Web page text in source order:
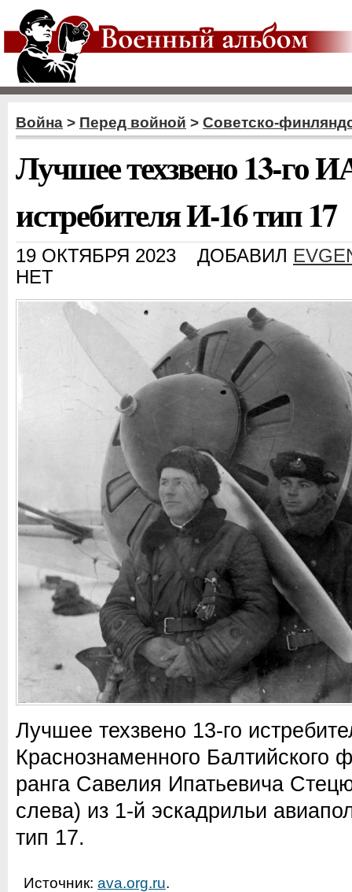
Война > Перед войной > Советско-
Лучшее техзвено 13-
истребителя И-16 тип 17
19 ОКТЯБРЯ 2023 ДОБАВИЛ
НЕТ
Лучшее техзвено 13-го
Краснознаменного Балтийского
ранга Савелия Ипатьевича
слева) из 1-й эскадрильи
тип 17.
Источник: ava.org.ru.